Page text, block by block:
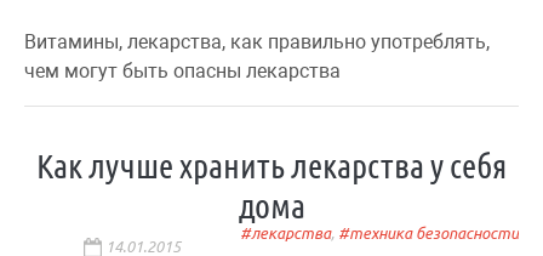
Витамины, лекарства, как правильно употреблять,
чем могут быть опасны лекарства
Как лучше хранить лекарства у себя
дома
лекарства, техника безопасности
14.01.2015